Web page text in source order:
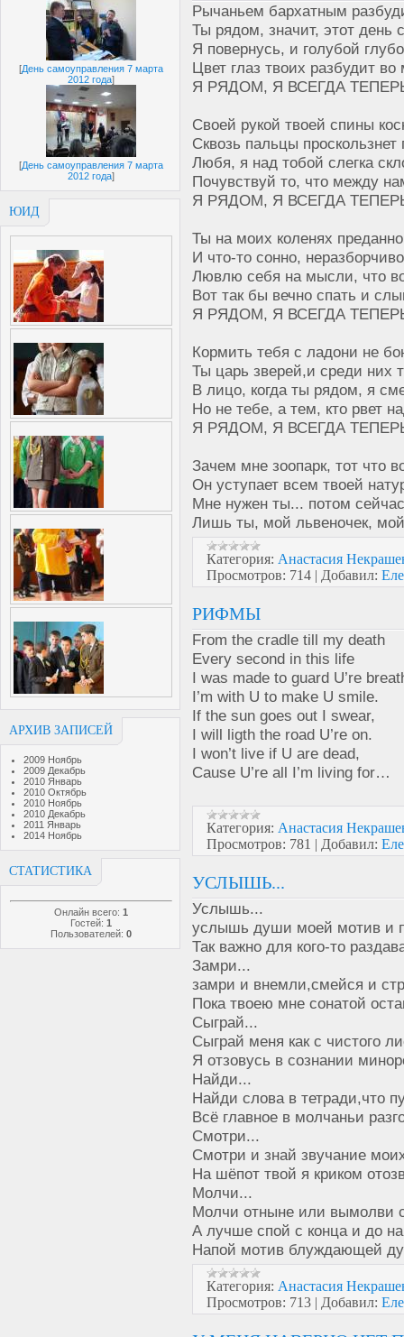
[День самоуправления 7 марта
2012 года]
[День самоуправления 7 марта
2012 года]
ЮИД
АРХИВ ЗАПИСЕЙ
2009 Ноябрь
2009 Декабрь
2010 Январь
2010 Октябрь
2010 Ноябрь
2010 Декабрь
2011 Январь
2014 Ноябрь
СТАТИСТИКА
Онлайн всего: 1
Гостей: 1
Пользователей: 0
Рычаньем бархатным
Ты рядом, значит, этот день
Я повернусь, и голубой
Цвет глаз твоих разбудит
Я РЯДОМ, Я ВСЕГДА
Своей рукой твоей спины
Сквозь пальцы проскользнет
Любя, я над тобой слегка
Почувствуй то, что между
Я РЯДОМ, Я ВСЕГДА
Ты на моих коленях
И что-то сонно,
Лювлю себя на мысли, что
Вот так бы вечно спать и
Я РЯДОМ, Я ВСЕГДА
Кормить тебя с ладони не
Ты царь зверей,и среди них
В лицо, когда ты рядом, я
Но не тебе, а тем, кто рвет
Я РЯДОМ, Я ВСЕГДА
Зачем мне зоопарк, тот что
Он уступает всем твоей
Мне нужен ты... потом
Лишь ты, мой львеночек,
Категория: Анастасия
Просмотров: 714 | Добавил:
РИФМЫ
From the cradle till my death
Every second in this life
I was made to guard U’re
I’m with U to make U smile.
If the sun goes out I swear,
I will ligth the road U’re on.
I won’t live if U are dead,
Cause U’re all I’m living for…
Категория: Анастасия
Просмотров: 781 | Добавил:
УСЛЫШЬ...
Услышь...
услышь души моей мотив и
Так важно для кого-то
Замри...
замри и внемли,смейся и
Пока твоею мне сонатой
Сыграй...
Сыграй меня как с чистого
Я отзовусь в сознании
Найди...
Найди слова в тетради,что
Всё главное в молчаньи
Смотри...
Смотри и знай звучание
На шёпот твой я криком
Молчи...
Молчи отныне или вымолви
А лучше спой с конца и до
Напой мотив блуждающей
Категория: Анастасия
Просмотров: 713 | Добавил: